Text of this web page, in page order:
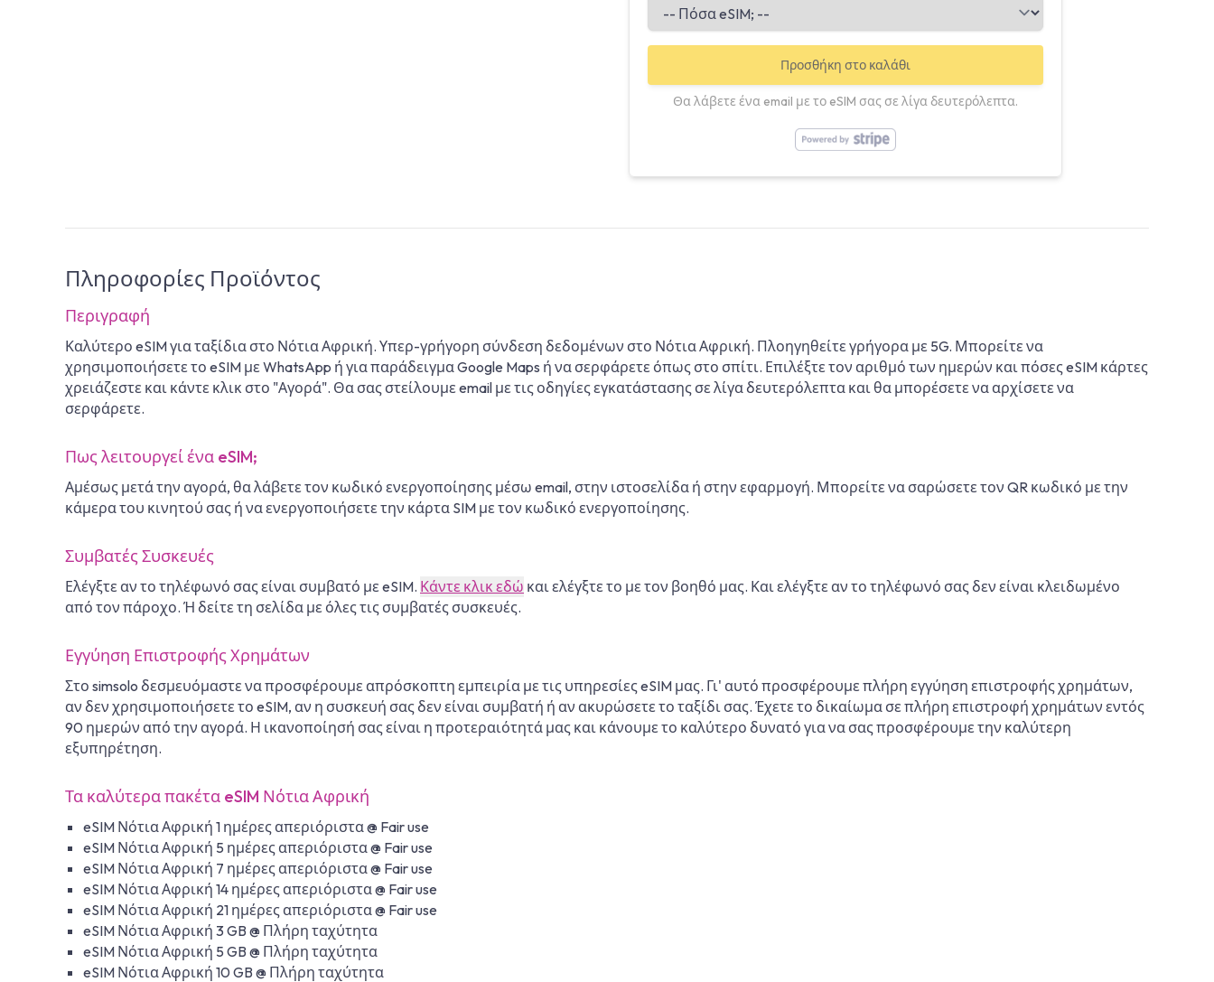
Προσθήκη στο καλάθι
Θα λάβετε ένα email με το eSIM σας σε λίγα δευτερόλεπτα.
Πληροφορίες Προϊόντος
Περιγραφή
Καλύτερο eSIM για ταξίδια στο Νότια Αφρική. Υπερ-γρήγορη σύνδεση δεδομένων στο Νότια Αφρική. Πλοηγηθείτε γρήγορα με 5G. Μπορείτε να
χρησιμοποιήσετε το eSIM με WhatsApp ή για παράδειγμα Google Maps ή να σερφάρετε όπως στο σπίτι. Επιλέξτε τον αριθμό των ημερών και πόσες eSIM κάρτες
χρειάζεστε και κάντε κλικ στο "Αγορά". Θα σας στείλουμε email με τις οδηγίες εγκατάστασης σε λίγα δευτερόλεπτα και θα μπορέσετε να αρχίσετε να
σερφάρετε.
Πως λειτουργεί ένα eSIM;
Αμέσως μετά την αγορά, θα λάβετε τον κωδικό ενεργοποίησης μέσω email, στην ιστοσελίδα ή στην εφαρμογή. Μπορείτε να σαρώσετε τον QR κωδικό με την
κάμερα του κινητού σας ή να ενεργοποιήσετε την κάρτα SIM με τον κωδικό ενεργοποίησης.
Συμβατές Συσκευές
Ελέγξτε αν το τηλέφωνό σας είναι συμβατό με eSIM. Κάντε κλικ εδώ και ελέγξτε το με τον βοηθό μας. Και ελέγξτε αν το τηλέφωνό σας δεν είναι κλειδωμένο
από τον πάροχο. Ή δείτε τη σελίδα με όλες τις συμβατές συσκευές.
Εγγύηση Επιστροφής Χρημάτων
Στο simsolo δεσμευόμαστε να προσφέρουμε απρόσκοπτη εμπειρία με τις υπηρεσίες eSIM μας. Γι' αυτό προσφέρουμε πλήρη εγγύηση επιστροφής χρημάτων,
αν δεν χρησιμοποιήσετε το eSIM, αν η συσκευή σας δεν είναι συμβατή ή αν ακυρώσετε το ταξίδι σας. Έχετε το δικαίωμα σε πλήρη επιστροφή χρημάτων εντός
90 ημερών από την αγορά. Η ικανοποίησή σας είναι η προτεραιότητά μας και κάνουμε το καλύτερο δυνατό για να σας προσφέρουμε την καλύτερη
εξυπηρέτηση.
Τα καλύτερα πακέτα eSIM Νότια Αφρική
eSIM Νότια Αφρική 1 ημέρες απεριόριστα @ Fair use
eSIM Νότια Αφρική 5 ημέρες απεριόριστα @ Fair use
eSIM Νότια Αφρική 7 ημέρες απεριόριστα @ Fair use
eSIM Νότια Αφρική 14 ημέρες απεριόριστα @ Fair use
eSIM Νότια Αφρική 21 ημέρες απεριόριστα @ Fair use
eSIM Νότια Αφρική 3 GB @ Πλήρη ταχύτητα
eSIM Νότια Αφρική 5 GB @ Πλήρη ταχύτητα
eSIM Νότια Αφρική 10 GB @ Πλήρη ταχύτητα